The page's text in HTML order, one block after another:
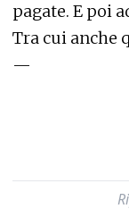
pagate. E poi
Tra cui anche
—